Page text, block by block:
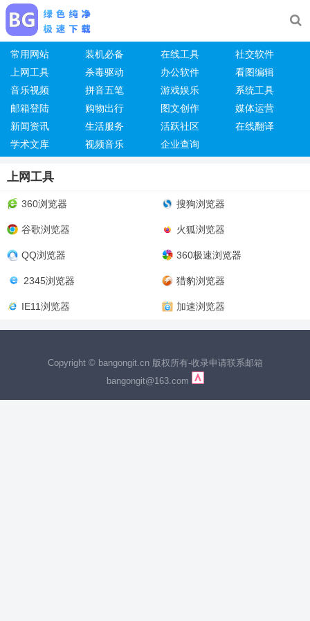
常用网站 装机必备 在线工具
社交软件
上网工具
杀毒驱动 办公软件
看图编辑
音乐视频
拼音五笔 游戏娱乐
系统工具
邮箱登陆
购物出行 图文创作
媒体运营
新闻资讯
生活服务 活跃社区
在线翻译
学术文库
视频音乐 企业查询
上网工具
360浏览器 搜狗浏览器
谷歌浏览器 火狐浏览器
QQ浏览器 360极速浏览器
2345浏览器 猎豹浏览器
IE11浏览器 加速浏览器
Copyright © bangongit.cn 版权所有-收录申请联系邮箱
bangongit@163.com